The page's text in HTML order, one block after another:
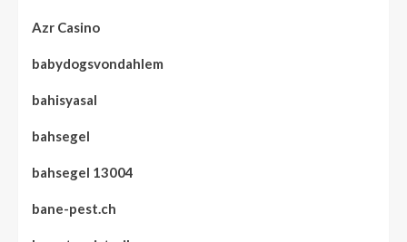
Azr Casino
babydogsvondahlem
bahisyasal
bahsegel
bahsegel 13004
bane-pest.ch